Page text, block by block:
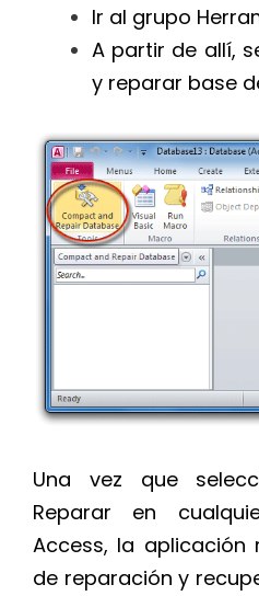
Ir al grupo
A partir de allí,
y reparar base
Una vez que
Reparar en
Access, la aplicación
de reparación y